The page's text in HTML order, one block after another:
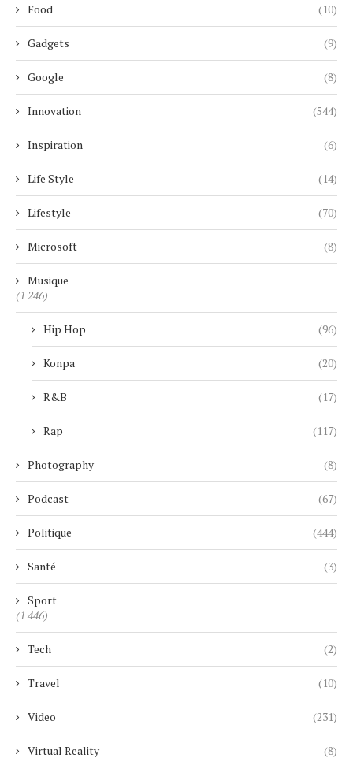
Food (10)
Gadgets (9)
Google (8)
Innovation (544)
Inspiration (6)
Life Style (14)
Lifestyle (70)
Microsoft (8)
Musique
(1 246)
Hip Hop (96)
Konpa (20)
R&B (17)
Rap (117)
Photography (8)
Podcast (67)
Politique (444)
Santé (3)
Sport
(1 446)
Tech (2)
Travel (10)
Video (231)
Virtual Reality (8)